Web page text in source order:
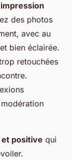
des photos
avec au
bien éclairée.
retouchées
positive qui